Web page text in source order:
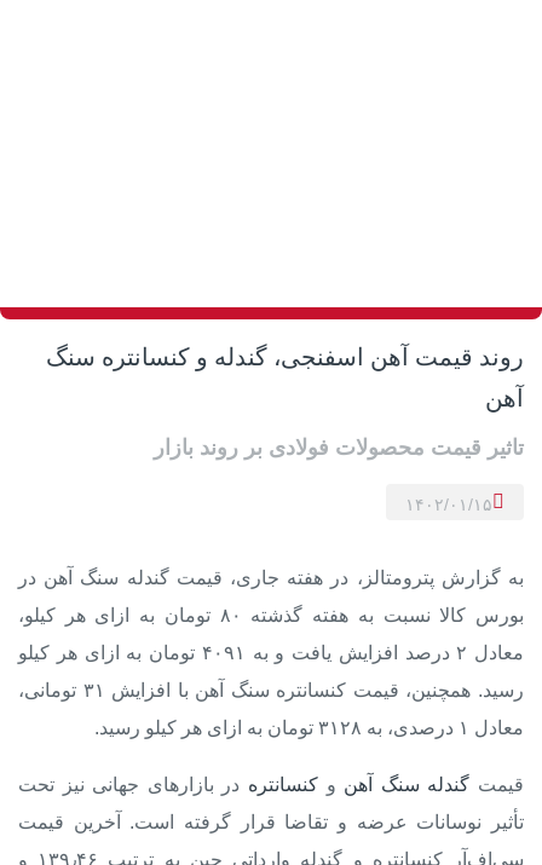
روند قیمت آهن اسفنجی، گندله و کنسانتره سنگ
آهن
تاثیر قیمت محصولات فولادی بر روند بازار
۱۴۰۲/۰۱/۱۵
به گزارش پترومتالز، در هفته جاری، قیمت گندله سنگ آهن در
بورس کالا نسبت به هفته گذشته ۸۰ تومان به ازای هر کیلو،
معادل ۲ درصد افزایش یافت و به ۴۰۹۱ تومان به ازای هر کیلو
رسید. همچنین، قیمت کنسانتره سنگ آهن با افزایش ۳۱ تومانی،
معادل ۱ درصدی، به ۳۱۲۸ تومان به ازای هر کیلو رسید.
قیمت گندله سنگ آهن و کنسانتره در بازارهای جهانی نیز تحت
تأثیر نوسانات عرضه و تقاضا قرار گرفته است. آخرین قیمت
سی‌اف‌آر کنسانتره و گندله وارداتی چین به ترتیب ۱۳۹٫۴۶ و